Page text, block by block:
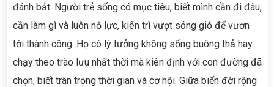
đánh bắt. Người trẻ sống có mục tiêu, biết mình cần đi đâu,
cần làm gì và luôn nỗ lực, kiên trì vượt sóng gió để vươn
tới thành công. Họ có lý tưởng không sống buông thả hay
chạy theo trào lưu nhất thời mà kiên định với con đường đã
chọn, biết trân trọng thời gian và cơ hội. Giữa biển đời rộng